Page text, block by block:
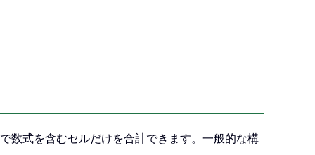
数式を含むセルだけを合計できます。一般的な構